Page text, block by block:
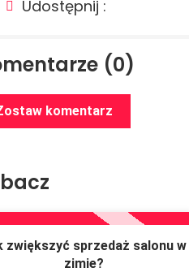
Udostępnij :
(0)
komentarz
zwiększyć sprzedaż salonu w
zimie?